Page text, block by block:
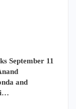
September 11
and